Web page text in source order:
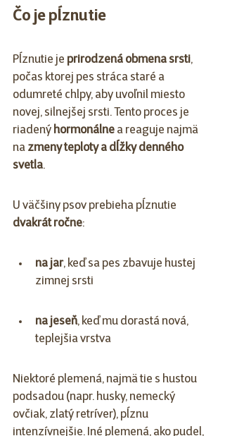
Čo je pĺznutie
Pĺznutie je prirodzená obmena srsti,
počas ktorej pes stráca staré a
odumreté chlpy, aby uvoľnil miesto
novej, silnejšej srsti. Tento proces je
riadený hormonálne a reaguje najmä
na zmeny teploty a dĺžky denného
svetla.
U väčšiny psov prebieha pĺznutie
dvakrát ročne:
na jar, keď sa pes zbavuje hustej
zimnej srsti
na jeseň, keď mu dorastá nová,
teplejšia vrstva
Niektoré plemená, najmä tie s hustou
podsadou (napr. husky, nemecký
ovčiak, zlatý retríver), pĺznu
intenzívnejšie. Iné plemená, ako pudel,